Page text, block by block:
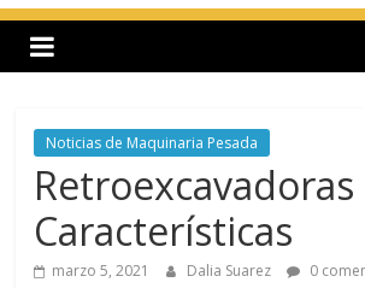
a
s
m
Noticias de Maquinaria Pesada
Retroexcavadoras
Características
marzo 5, 2021 Dalia Suarez 0